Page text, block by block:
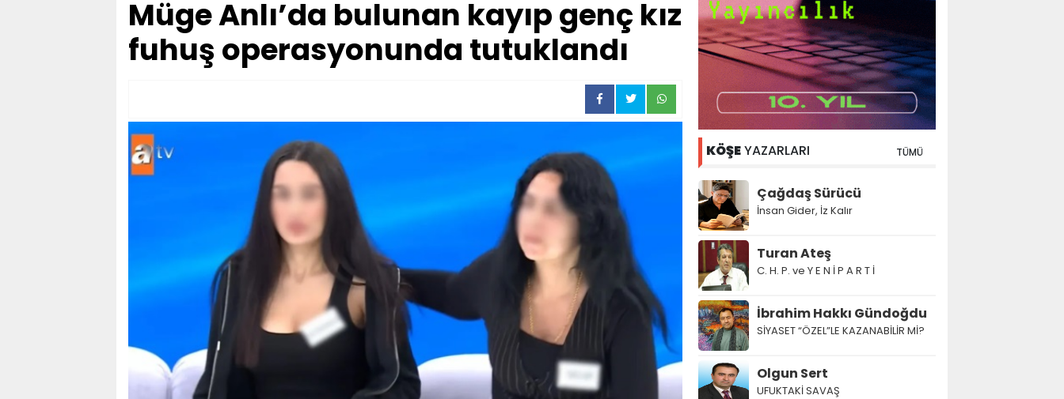
Müge Anlı’da bulunan kayıp genç kız
fuhuş operasyonunda tutuklandı
KÖŞEYAZARLARI TÜMÜ
Çağdaş Sürücü
İnsan Gider, İz Kalır
Turan Ateş
C. H. P. ve Y E N İ P A R T İ
İbrahim Hakkı Gündoğdu
SİYASET “ÖZEL”LE KAZANABİLİR Mİ?
Olgun Sert
UFUKTAKİ SAVAŞ